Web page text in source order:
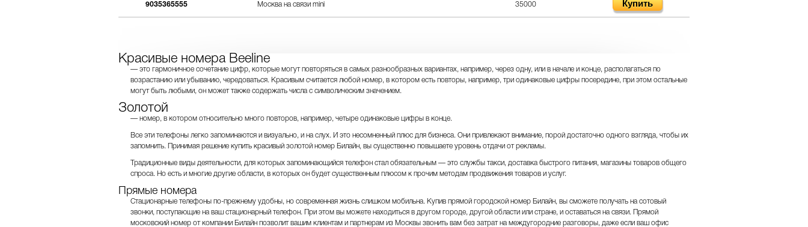
9035365555 Москва на связи mini 35000 Купить
Красивые номера Beeline
— это гармоничное сочетание цифр, которые могут повторяться в самых разнообразных вариантах, например, через одну, или в начале и конце, располагаться по
возрастанию или убыванию, чередоваться. Красивым считается любой номер, в котором есть повторы, например, три одинаковые цифры посередине, при этом остальные
могут быть любыми, он может также содержать числа с символическим значением.
Золотой
— номер, в котором относительно много повторов, например, четыре одинаковые цифры в конце.
Все эти телефоны легко запоминаются и визуально, и на слух. И это несомненный плюс для бизнеса. Они привлекают внимание, порой достаточно одного взгляда, чтобы их
запомнить. Принимая решение купить красивый золотой номер Билайн, вы существенно повышаете уровень отдачи от рекламы.
Традиционные виды деятельности, для которых запоминающийся телефон стал обязательным — это службы такси, доставка быстрого питания, магазины товаров общего
спроса. Но есть и многие другие области, в которых он будет существенным плюсом к прочим методам продвижения товаров и услуг.
Прямые номера
Стационарные телефоны по-прежнему удобны, но современная жизнь слишком мобильна. Купив прямой городской номер Билайн, вы сможете получать на сотовый
звонки, поступающие на ваш стационарный телефон. При этом вы можете находиться в другом городе, другой области или стране, и оставаться на связи. Прямой
московский номер от компании Билайн позволит вашим клиентам и партнерам из Москвы звонить вам без затрат на междугородние разговоры, даже если ваш офис